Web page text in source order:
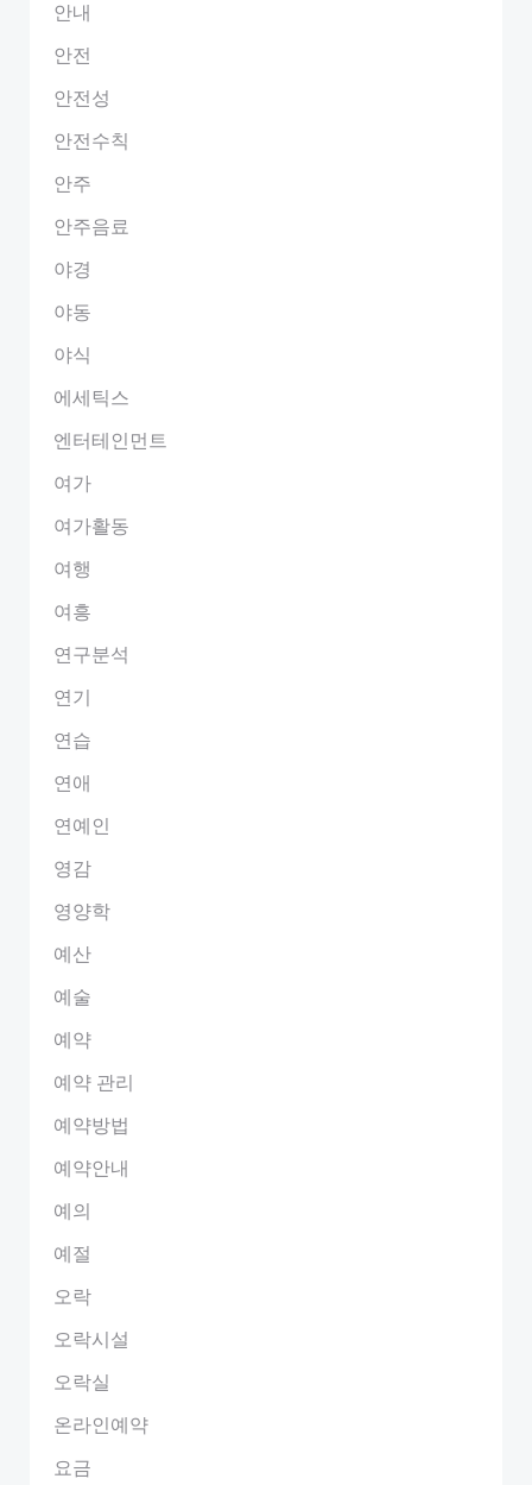
안내
안전
안전성
안전수칙
안주
안주음료
야경
야동
야식
에세틱스
엔터테인먼트
여가
여가활동
여행
여흥
연구분석
연기
연습
연애
연예인
영감
영양학
예산
예술
예약
예약 관리
예약방법
예약안내
예의
예절
오락
오락시설
오락실
온라인예약
요금